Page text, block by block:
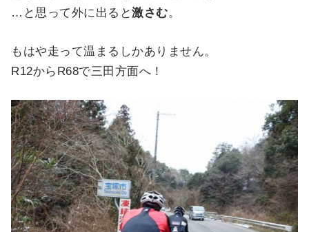
…と思って外に出ると激さむ。
もはや走って温まるしかありません。
R12からR68で三田方面へ！